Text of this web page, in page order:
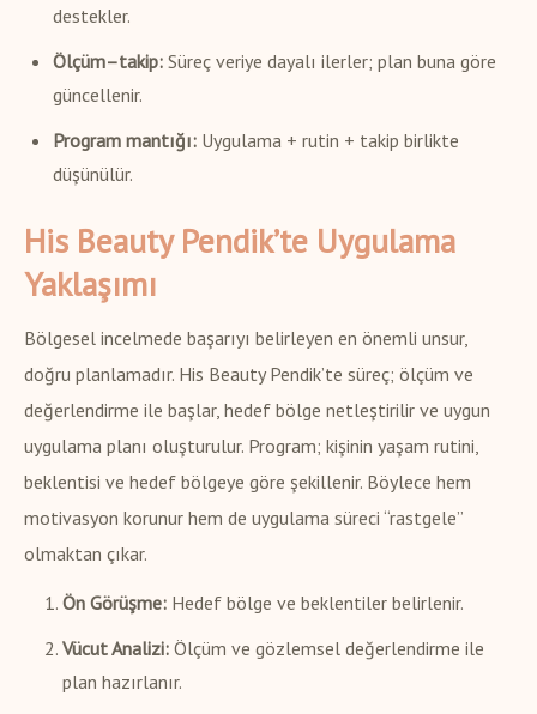
destekler.
Ölçüm–takip: Süreç veriye dayalı ilerler; plan buna göre
güncellenir.
Program mantığı: Uygulama + rutin + takip birlikte
düşünülür.
His Beauty Pendik’te Uygulama
Yaklaşımı
Bölgesel incelmede başarıyı belirleyen en önemli unsur,
doğru planlamadır. His Beauty Pendik’te süreç; ölçüm ve
değerlendirme ile başlar, hedef bölge netleştirilir ve uygun
uygulama planı oluşturulur. Program; kişinin yaşam rutini,
beklentisi ve hedef bölgeye göre şekillenir. Böylece hem
motivasyon korunur hem de uygulama süreci “rastgele”
olmaktan çıkar.
Ön Görüşme: Hedef bölge ve beklentiler belirlenir.
Vücut Analizi: Ölçüm ve gözlemsel değerlendirme ile
plan hazırlanır.